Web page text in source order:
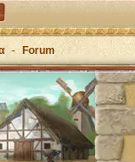
- Forum